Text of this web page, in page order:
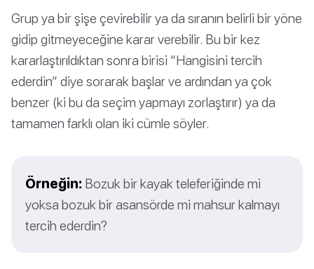
Grup ya bir şişe çevirebilir ya da sıranın belirli bir yöne
gidip gitmeyeceğine karar verebilir. Bu bir kez
kararlaştırıldıktan sonra birisi “Hangisini tercih
ederdin” diye sorarak başlar ve ardından ya çok
benzer (ki bu da seçim yapmayı zorlaştırır) ya da
tamamen farklı olan iki cümle söyler.
Örneğin: Bozuk bir kayak teleferiğinde mi
yoksa bozuk bir asansörde mi mahsur kalmayı
tercih ederdin?